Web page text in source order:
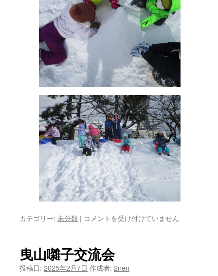
カテゴリー: 未分類 | １
雪
遊
び
コメントを受け付けていません
曳山囃子交流会
投稿日: 2025年2月7日 作成者: 2nen